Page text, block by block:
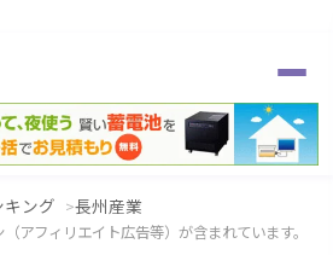
キング 長州産業
アフィリエイト広告等）が含まれています。